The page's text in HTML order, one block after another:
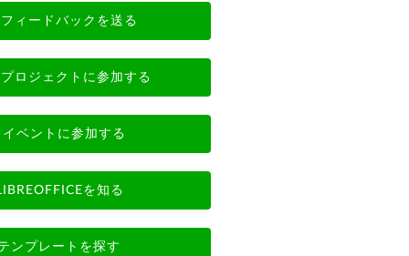
フィードバックを送る
プロジェクトに参加する
イベントに参加する
を知る
ンプレートを探す